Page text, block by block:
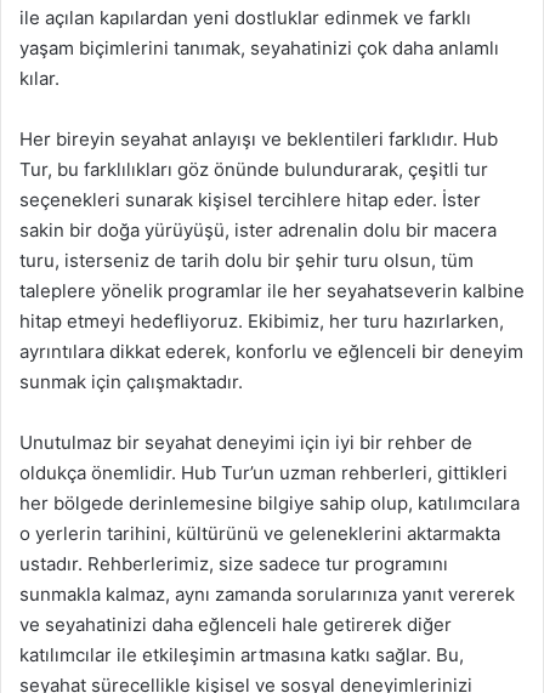
ile açılan kapılardan yeni dostluklar edinmek ve farklı
yaşam biçimlerini tanımak, seyahatinizi çok daha anlamlı
kılar.
Her bireyin seyahat anlayışı ve beklentileri farklıdır. Hub
Tur, bu farklılıkları göz önünde bulundurarak, çeşitli tur
seçenekleri sunarak kişisel tercihlere hitap eder. İster
sakin bir doğa yürüyüşü, ister adrenalin dolu bir macera
turu, isterseniz de tarih dolu bir şehir turu olsun, tüm
taleplere yönelik programlar ile her seyahatseverin kalbine
hitap etmeyi hedefliyoruz. Ekibimiz, her turu hazırlarken,
ayrıntılara dikkat ederek, konforlu ve eğlenceli bir deneyim
sunmak için çalışmaktadır.
Unutulmaz bir seyahat deneyimi için iyi bir rehber de
oldukça önemlidir. Hub Tur’un uzman rehberleri, gittikleri
her bölgede derinlemesine bilgiye sahip olup, katılımcılara
o yerlerin tarihini, kültürünü ve geleneklerini aktarmakta
ustadır. Rehberlerimiz, size sadece tur programını
sunmakla kalmaz, aynı zamanda sorularınıza yanıt vererek
ve seyahatinizi daha eğlenceli hale getirerek diğer
katılımcılar ile etkileşimin artmasına katkı sağlar. Bu,
seyahat sürecellikle kişisel ve sosyal deneyimlerinizi